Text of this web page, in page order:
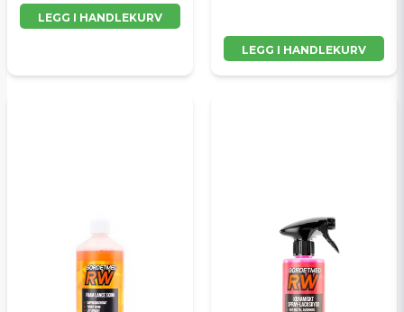
LEGG I HANDLEKURV
LEGG I HANDLEKURV